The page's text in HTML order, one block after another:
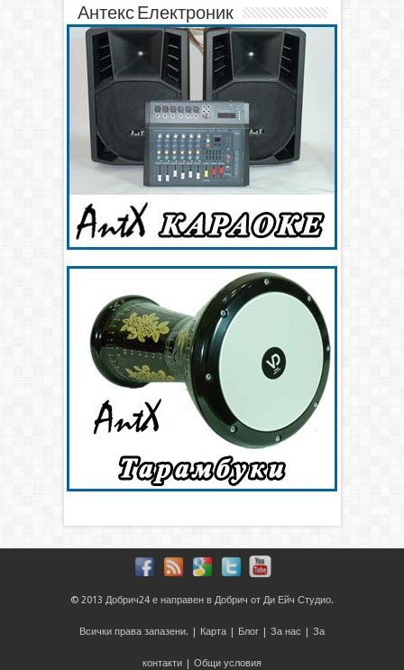
Антекс Електроник
© 2013 Добрич24 е направен в Добрич от Ди Ейч Студио.
Всички права запазени. | Карта | Блог | За нас | За
контакти | Общи условия